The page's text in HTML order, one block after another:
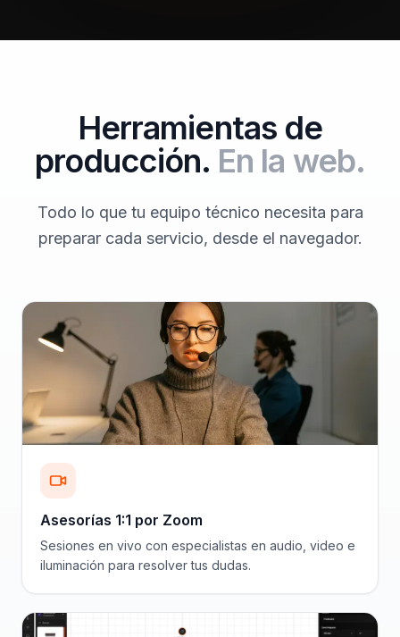
Herramientas de
producción. En la web.
Todo lo que tu equipo técnico necesita para
preparar cada servicio, desde el navegador.
Asesorías 1:1 por Zoom
Sesiones en vivo con especialistas en audio, video e
iluminación para resolver tus dudas.